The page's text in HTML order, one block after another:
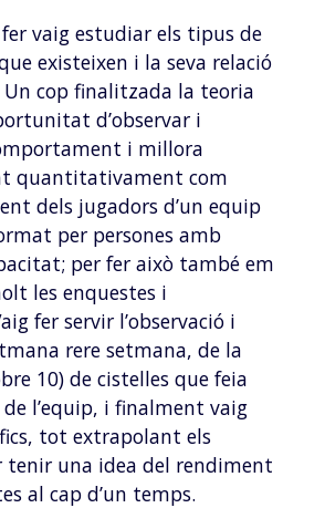
vaig estudiar els tipus de
existeixen i la seva relació
Un cop finalitzada la teoria
d’observar i
i millora
quantitativament com
dels jugadors d’un equip
per persones amb
per fer això també em
les enquestes i
fer servir l’observació i
rere setmana, de la
10) de cistelles que feia
l’equip, i finalment vaig
tot extrapolant els
tenir una idea del rendiment
al cap d’un temps.